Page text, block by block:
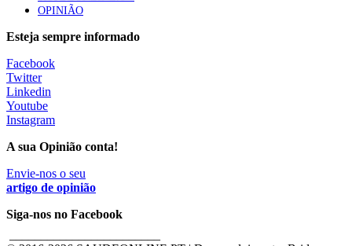
OPINIÃO
Esteja sempre informado
Facebook
Twitter
Linkedin
Youtube
Instagram
A sua Opinião conta!
Envie-nos o seu
artigo de opinião
Siga-nos no Facebook